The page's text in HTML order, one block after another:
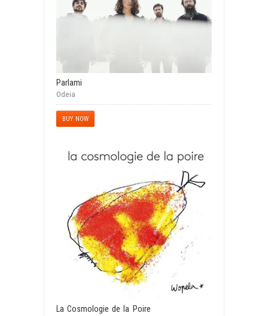
Parlami
Odeia
BUY NOW
La Cosmologie de la Poire